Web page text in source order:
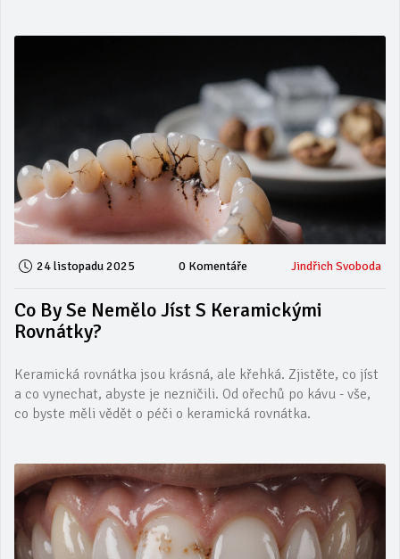
24 listopadu 2025 0 Komentáře Jindřich Svoboda
Co By Se Nemělo Jíst S Keramickými
Rovnátky?
Keramická rovnátka jsou krásná, ale křehká. Zjistěte, co jíst
a co vynechat, abyste je nezničili. Od ořechů po kávu - vše,
co byste měli vědět o péči o keramická rovnátka.